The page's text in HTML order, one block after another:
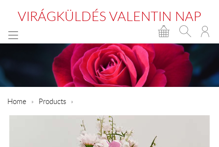
VIRÁGKÜLDÉS VALENTIN NAP
Home Products